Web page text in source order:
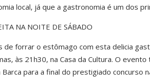
local, já que a gastronomia é um dos
NA NOITE DE SÁBADO
de forrar o estômago com esta delicia
às 21h30, na Casa da Cultura. O
para a final do prestigiado concurso